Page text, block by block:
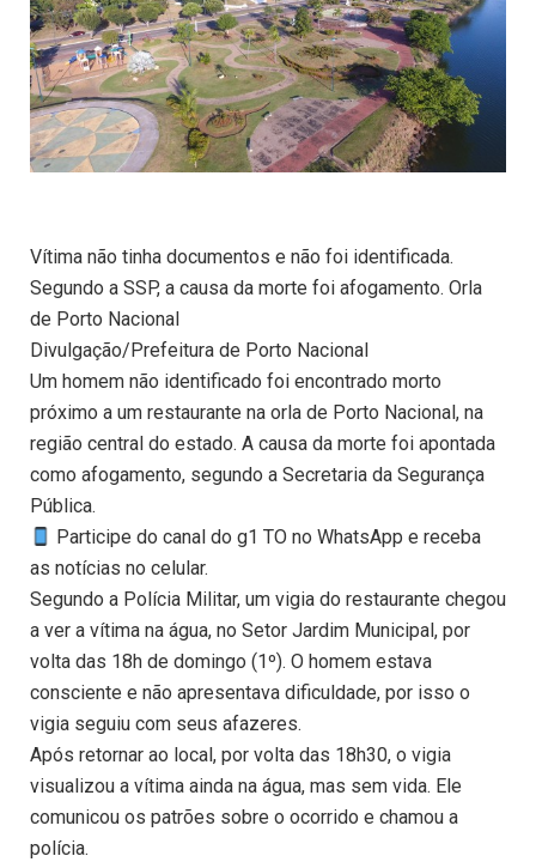
Vítima não tinha documentos e não foi identificada.
Segundo a SSP, a causa da morte foi afogamento. Orla
de Porto Nacional
Divulgação/Prefeitura de Porto Nacional
Um homem não identificado foi encontrado morto
próximo a um restaurante na orla de Porto Nacional, na
região central do estado. A causa da morte foi apontada
como afogamento, segundo a Secretaria da Segurança
Pública.
Participe do canal do g1 TO no WhatsApp e receba
as notícias no celular.
Segundo a Polícia Militar, um vigia do restaurante chegou
a ver a vítima na água, no Setor Jardim Municipal, por
volta das 18h de domingo (1º). O homem estava
consciente e não apresentava dificuldade, por isso o
vigia seguiu com seus afazeres.
Após retornar ao local, por volta das 18h30, o vigia
visualizou a vítima ainda na água, mas sem vida. Ele
comunicou os patrões sobre o ocorrido e chamou a
polícia.